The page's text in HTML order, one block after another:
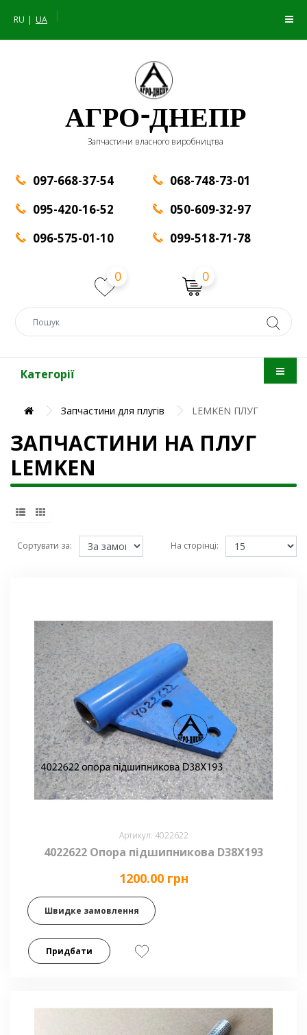
RU UA |
АГРО-ДНЕПР
Запчастини власного виробництва
097-668-37-54
095-420-16-52
096-575-01-10
068-748-73-01
050-609-32-97
099-518-71-78
0 0
Категорії
Запчастини для плугів LEMKEN ПЛУГ
ЗАПЧАСТИНИ НА ПЛУГ
LEMKEN
Сортувати за: На сторінці:
Артикул: 4022622
4022622 Опора підшипникова D38X193
1200.00 грн
Швидке замовлення
Придбати